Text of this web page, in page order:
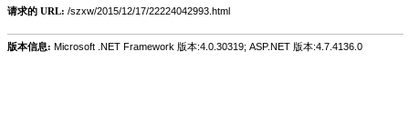
请求的 URL: /szxw/2015/12/17/22224042993.html
版本信息: Microsoft .NET Framework 版本:4.0.30319; ASP.NET 版本:4.7.4136.0